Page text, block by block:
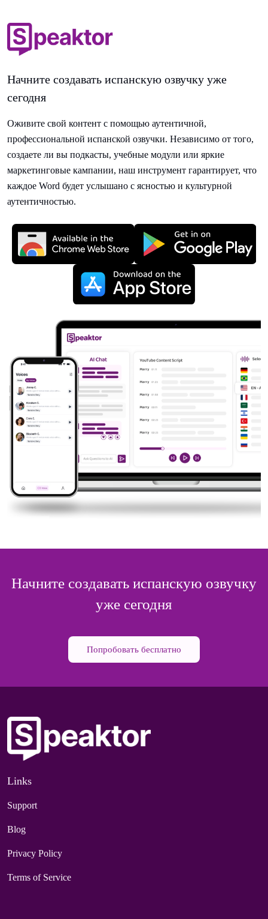
Начните создавать испанскую озвучку уже
сегодня
Оживите свой контент с помощью аутентичной,
профессиональной испанской озвучки. Независимо от того,
создаете ли вы подкасты, учебные модули или яркие
маркетинговые кампании, наш инструмент гарантирует, что
каждое Word будет услышано с ясностью и культурной
аутентичностью.
Начните создавать испанскую озвучку
уже сегодня
Попробовать бесплатно
Links
Support
Blog
Privacy Policy
Terms of Service